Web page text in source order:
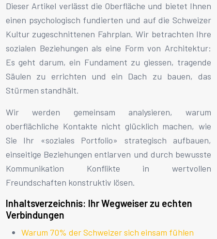
Dieser Artikel verlässt die Oberfläche und bietet Ihnen
einen psychologisch fundierten und auf die Schweizer
Kultur zugeschnittenen Fahrplan. Wir betrachten Ihre
sozialen Beziehungen als eine Form von Architektur:
Es geht darum, ein Fundament zu giessen, tragende
Säulen zu errichten und ein Dach zu bauen, das
Stürmen standhält.
Wir werden gemeinsam analysieren, warum
oberflächliche Kontakte nicht glücklich machen, wie
Sie Ihr «soziales Portfolio» strategisch aufbauen,
einseitige Beziehungen entlarven und durch bewusste
Kommunikation Konflikte in wertvollen
Freundschaften konstruktiv lösen.
Inhaltsverzeichnis: Ihr Wegweiser zu echten
Verbindungen
Warum 70% der Schweizer sich einsam fühlen